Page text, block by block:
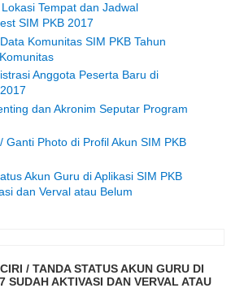
Tempat dan Jadwal
SIM PKB 2017
Komunitas SIM PKB Tahun
Anggota Peserta Baru di
dan Akronim Seputar Program
Ganti Photo di Profil Akun SIM PKB
Akun Guru di Aplikasi SIM PKB
dan Verval atau Belum
/ TANDA STATUS AKUN GURU DI
SUDAH AKTIVASI DAN VERVAL ATAU